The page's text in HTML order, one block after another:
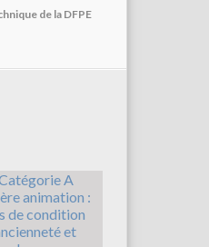
de la DFPE